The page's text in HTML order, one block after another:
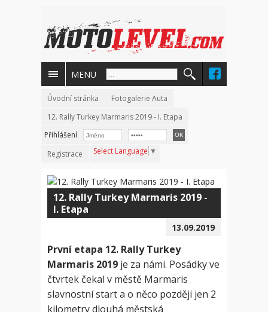
MENU
Úvodní stránka
Fotogalerie Auta
12. Rally Turkey Marmaris 2019 - I. Etapa
Přihlášení
Registrace
Select Language ▼
12. Rally Turkey Marmaris 2019 -
I. Etapa
13.09.2019
První etapa 12. Rally Turkey
Marmaris 2019 je za námi. Posádky ve
čtvrtek čekal v městě Marmaris
slavnostní start a o něco později jen 2
kilometry dlouhá městská